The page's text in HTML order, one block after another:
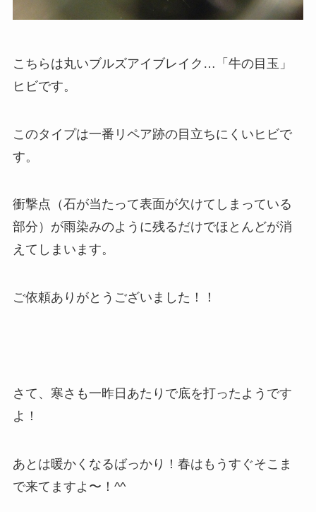
こちらは丸いブルズアイブレイク…「牛の目玉」
ヒビです。
このタイプは一番リペア跡の目立ちにくいヒビで
す。
衝撃点（石が当たって表面が欠けてしまっている
部分）が雨染みのように残るだけでほとんどが消
えてしまいます。
ご依頼ありがとうございました！！
さて、寒さも一昨日あたりで底を打ったようです
よ！
あとは暖かくなるばっかり！春はもうすぐそこま
で来てますよ〜！^^